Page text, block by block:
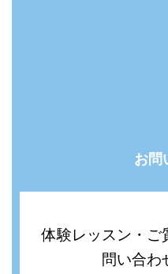
お問
体験レッスン・ご
問い合わ